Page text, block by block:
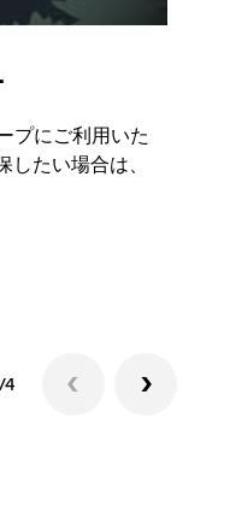
プにご利用いた
たい場合は、
4